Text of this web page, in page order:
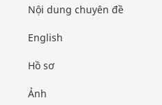
Nội dung chuyên đề
English
Hồ sơ
Ảnh